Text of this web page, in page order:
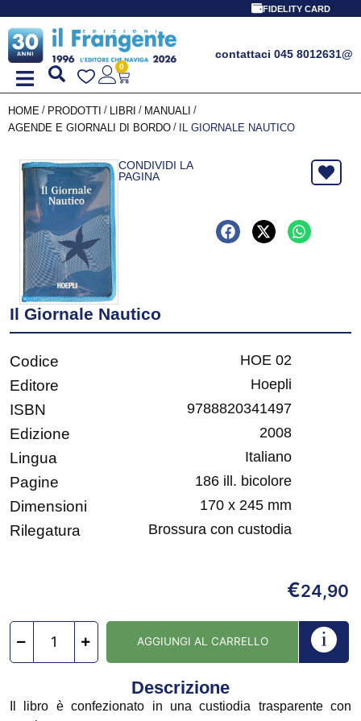
FIDELITY CARD
contattaci 045 8012631@
0
HOME / PRODOTTI / LIBRI / MANUALI
/
AGENDE E GIORNALI DI BORDO / IL GIORNALE NAUTICO
CONDIVIDI LA
PAGINA
Il Giornale Nautico
Codice HOE 02
Editore Hoepli
ISBN 9788820341497
Edizione 2008
Lingua Italiano
Pagine 186 ill. bicolore
Dimensioni 170 x 245 mm
Rilegatura Brossura con custodia
€24,90
AGGIUNGI AL CARRELLO
Descrizione
Il libro è confezionato in una custiodia trasparente con